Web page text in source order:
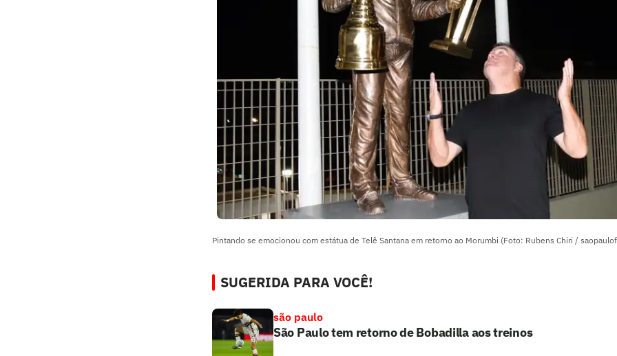
Pintando se emocionou com estátua de Telê Santana em retorno ao Morumbi (Foto: Rubens Chiri /
SUGERIDA PARA VOCÊ!
são paulo
São Paulo tem retorno de Bobadilla aos treinos